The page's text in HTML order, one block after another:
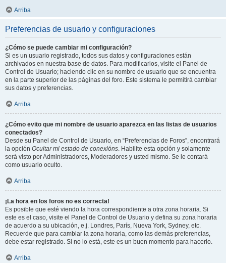
Arriba
Preferencias de usuario y configuraciones
¿Cómo se puede cambiar mi configuración?
Si es un usuario registrado, todos sus datos y configuraciones están
archivados en nuestra base de datos. Para modificarlos, visite el Panel de
Control de Usuario; haciendo clic en su nombre de usuario que se encuentra
en la parte superior de las páginas del foro. Este sistema le permitirá cambiar
sus datos y preferencias.
Arriba
¿Cómo evito que mi nombre de usuario aparezca en las listas de usuarios
conectados?
Desde su Panel de Control de Usuario, en “Preferencias de Foros”, encontrará
la opción Ocultar mi estado de conexións. Habilite esta opción y solamente
será visto por Administradores, Moderadores y usted mismo. Se le contará
como usuario oculto.
Arriba
¡La hora en los foros no es correcta!
Es posible que esté viendo la hora correspondiente a otra zona horaria. Si
este es el caso, visite el Panel de Control de Usuario y defina su zona horaria
de acuerdo a su ubicación, e.j. Londres, París, Nueva York, Sydney, etc.
Recuerde que para cambiar la zona horaria, como las demás preferencias,
debe estar registrado. Si no lo está, este es un buen momento para hacerlo.
Arriba